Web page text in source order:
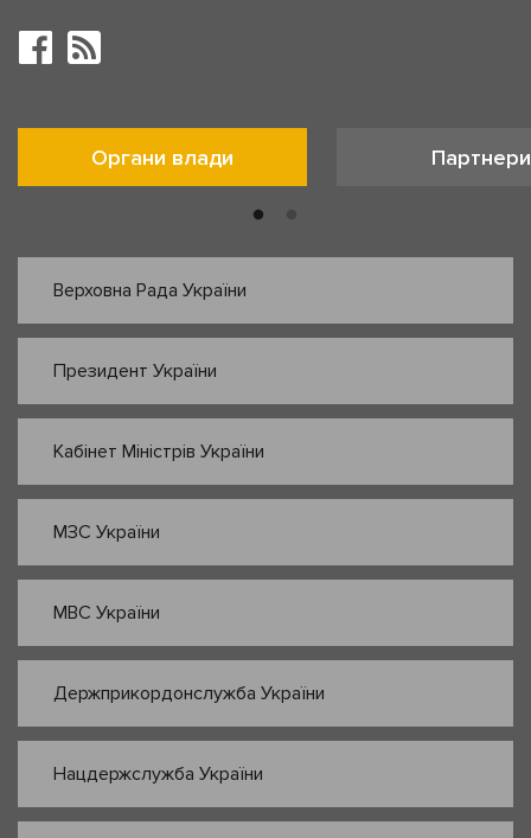
Органи влади Партнери
Верховна Рада України
Президент України
Кабінет Міністрів України
МЗС України
МВС України
Держприкордонслужба України
Нацдержслужба України